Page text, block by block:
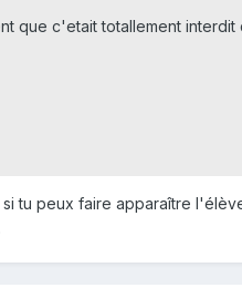
que c'etait totallement
tu peux faire apparaître